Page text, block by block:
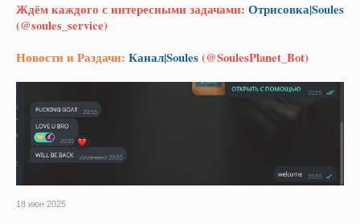
Ждём каждого с интересными задачами: Отрисовка|Soules
(@soules_service)
Новости и Раздачи: Канал|Soules(@SoulesPlanet_Bot)
18 июн 2025